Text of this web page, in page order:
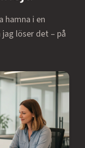
hamna i en
löser det – på